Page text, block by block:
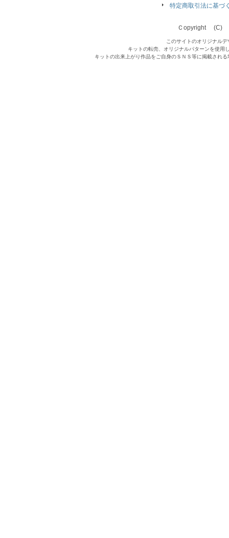
特定商取引法に基づ
Ｃopyright (C)
このサイトのオリジナル
キットの転売、オリジナルパターンを使用
キットの出来上がり作品をご自身のＳＮＳ等に掲載され